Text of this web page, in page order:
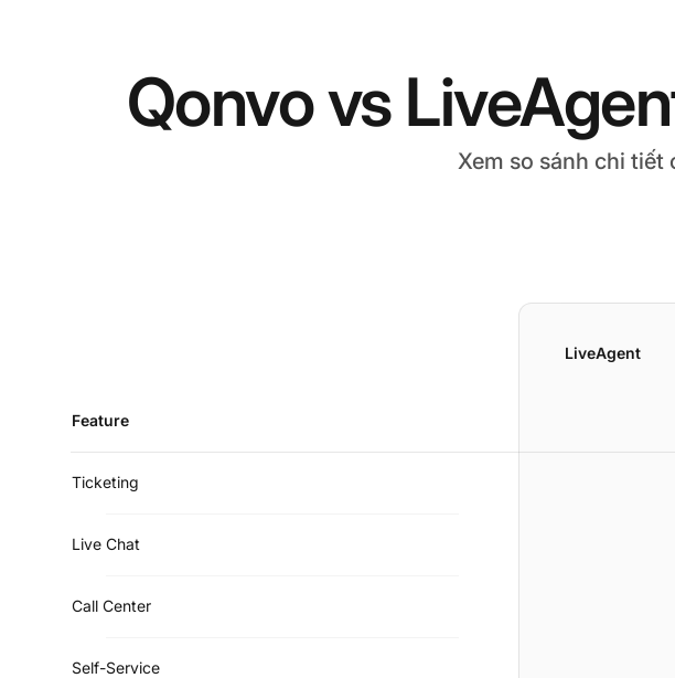
Qonvo vs
Xem so sánh chi tiết
LiveAgent
Feature
Ticketing
Live Chat
Call Center
Self-Service